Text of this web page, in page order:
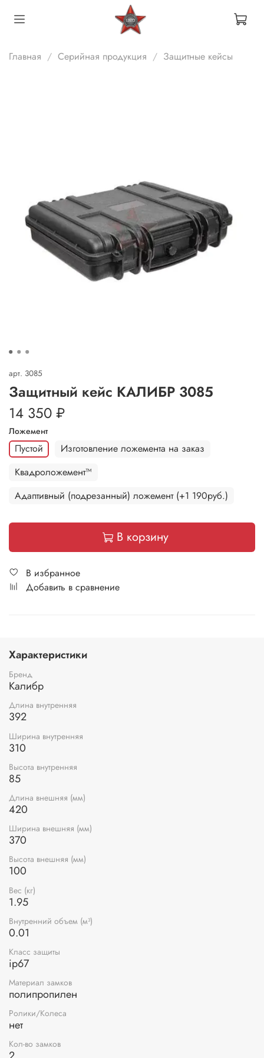
Главная Серийная продукция Защитные кейсы
арт. 3085
Защитный кейс КАЛИБР 3085
14 350 ₽
Ложемент
Пустой
Изготовление ложемента на заказ
Квадроложемент™
Адаптивный (подрезанный) ложемент (+1 190руб.)
В корзину
В избранное
Добавить в сравнение
Характеристики
Бренд
Калибр
Длина внутренняя
392
Ширина внутренняя
310
Высота внутренняя
85
Длина внешняя (мм)
420
Ширина внешняя (мм)
370
Высота внешняя (мм)
100
Вес (кг)
1.95
Внутренний объем (м³)
0.01
Класс защиты
ip67
Материал замков
полипропилен
Ролики/Колеса
нет
Кол-во замков